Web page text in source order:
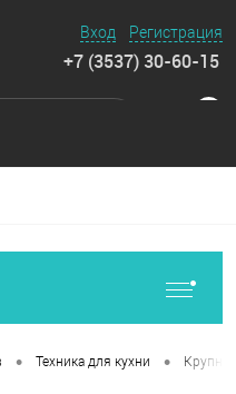
Вход Регистрация
+7 (3537) 30-60-15
• Техника для кухни •